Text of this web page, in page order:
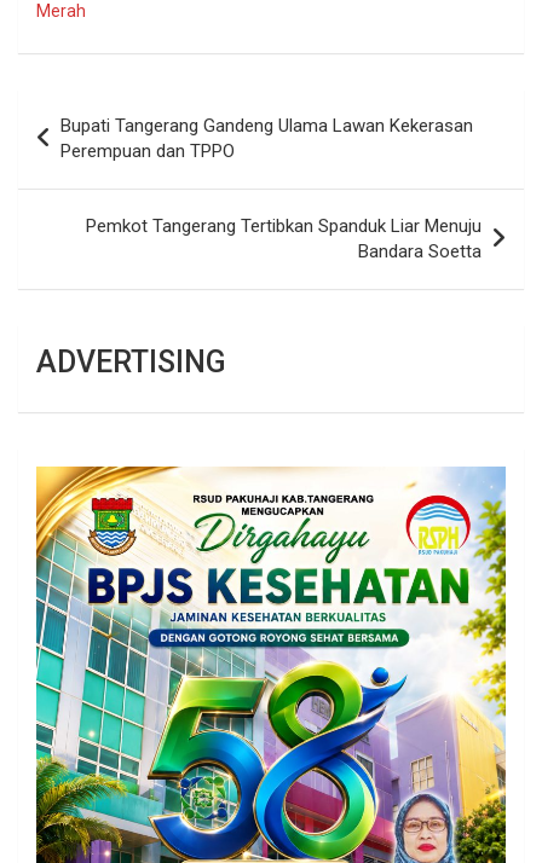
Merah
pos
Bupati Tangerang Gandeng Ulama Lawan Kekerasan
Perempuan dan TPPO
Pemkot Tangerang Tertibkan Spanduk Liar Menuju
Bandara Soetta
ADVERTISING